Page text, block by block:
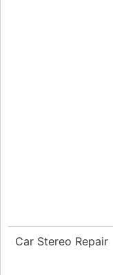
Car Stereo Repair